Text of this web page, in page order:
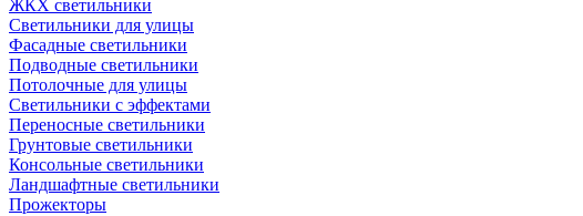
ЖКХ светильники
Светильники для улицы
Фасадные светильники
Подводные светильники
Потолочные для улицы
Светильники с эффектами
Переносные светильники
Грунтовые светильники
Консольные светильники
Ландшафтные светильники
Прожекторы